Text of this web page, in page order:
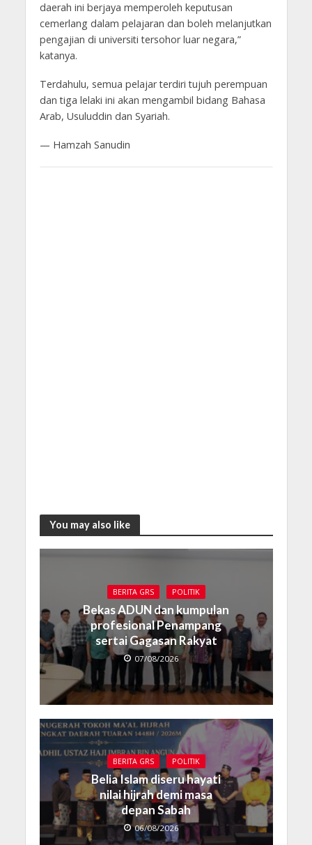
daerah ini berjaya memperoleh keputusan
cemerlang dalam pelajaran dan boleh melanjutkan
pengajian di universiti tersohor luar negara,”
katanya.
Terdahulu, semua pelajar terdiri tujuh perempuan
dan tiga lelaki ini akan mengambil bidang Bahasa
Arab, Usuluddin dan Syariah.
— Hamzah Sanudin
You may also like
BERITA GRS POLITIK
Bekas ADUN dan kumpulan
profesional Penampang
sertai Gagasan Rakyat
07/08/2026
BERITA GRS POLITIK
Belia Islam diseru hayati
nilai hijrah demi masa
depan Sabah
06/08/2026